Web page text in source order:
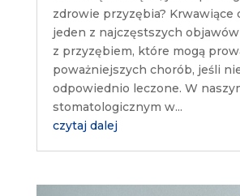
zdrowie przyzębia? Krwawiące
jeden z najczęstszych
z przyzębiem, które mogą
poważniejszych chorób, jeśli
odpowiednio leczone. W
stomatologicznym w...
czytaj dalej